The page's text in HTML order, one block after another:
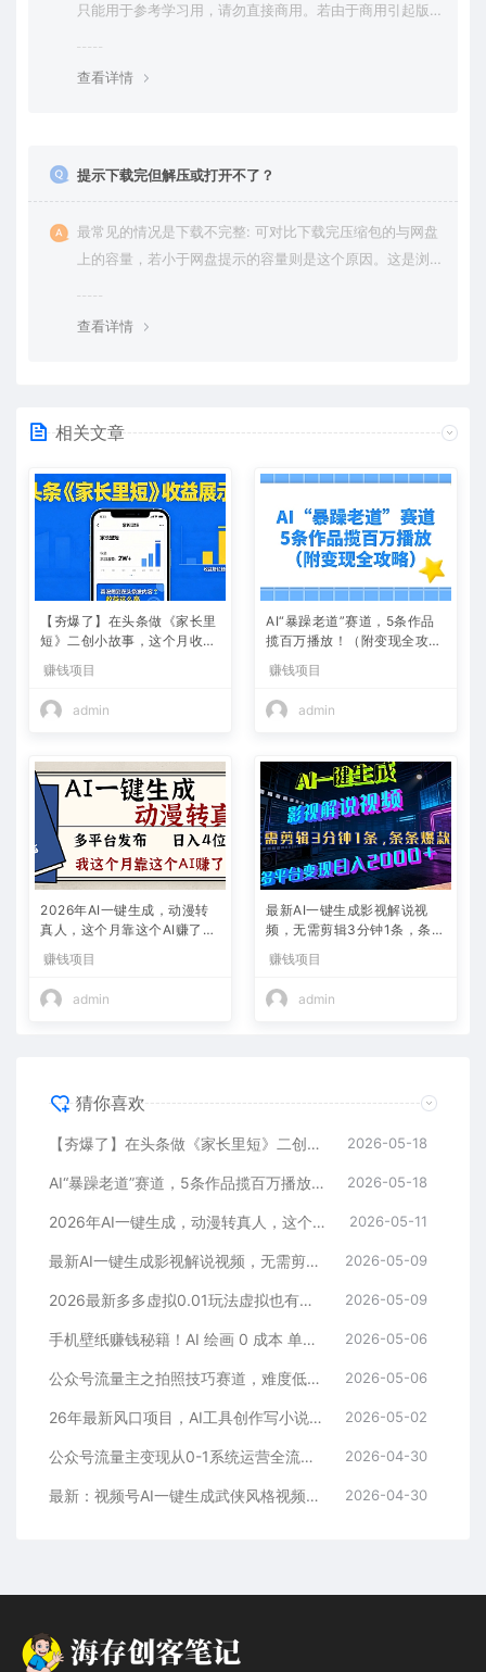
只能用于参考学习用，请勿直接商用。若由于商用引起版
查看详情
提示下载完但解压或打开不了？
最常见的情况是下载不完整: 可对比下载完压缩包的与网盘
上的容量，若小于网盘提示的容量则是这个原因。这是浏
查看详情
相关文章
【夯爆了】在头条做《家长里
短》二创小故事，这个月收益
2w+
赚钱项目
admin
AI“暴躁老道”赛道，5条作品
揽百万播放！（附变现全攻
略）
赚钱项目
admin
2026年AI一键生成，动漫转
真人，这个月靠这个AI赚了2
赚钱项目
admin
最新AI一键生成影视解说视
频，无需剪辑3分钟1条，条条
+
赚钱项目
admin
猜你喜欢
【夯爆了】在头条做《家长里短》二创小故事，这个月收益2w+ 2026-05-18
AI“暴躁老道”赛道，5条作品揽百万播放！（附变现全攻略） 2026-05-18
2026年AI一键生成，动漫转真人，这个月靠这个AI赚了2W+ 2026-05-11
最新AI一键生成影视解说视频，无需剪辑3分钟1条，条条爆款，多平台变现日入2000+ 2026-05-09
2026最新多多虚拟0.01玩法虚拟也有新门路轻松日入2500! 2026-05-09
手机壁纸赚钱秘籍！AI 绘画 0 成本 单店狂销 3.8 万单 2026-05-06
公众号流量主之拍照技巧赛道，难度低+流量大，起号第一篇就爆了10w阅读！ 2026-05-06
26年最新风口项目，AI工具创作写小说，轻松实现日入1000+ 2026-05-02
公众号流量主变现从0-1系统运营全流程讲解！ 2026-04-30
最新：视频号AI一键生成武侠风格视频，狂撸视频号分成收益，学完轻松日入1000+ 2026-04-30